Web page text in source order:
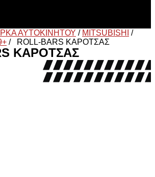
ΑΥΤΟΚΙΝΗΤΟΥ / MITSUBISHI
/
/ ROLL-BARS ΚΑΡΟΤΣΑΣ
ΚΑΡΟΤΣΑΣ